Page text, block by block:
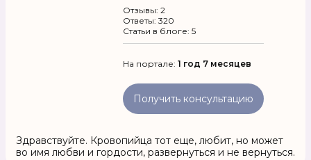
Отзывы: 2
Ответы: 320
Статьи в блоге: 5
На портале: 1 год 7 месяцев
Получить консультацию
Здравствуйте. Кровопийца тот еще, любит, но может
во имя любви и гордости, развернуться и не вернуться.